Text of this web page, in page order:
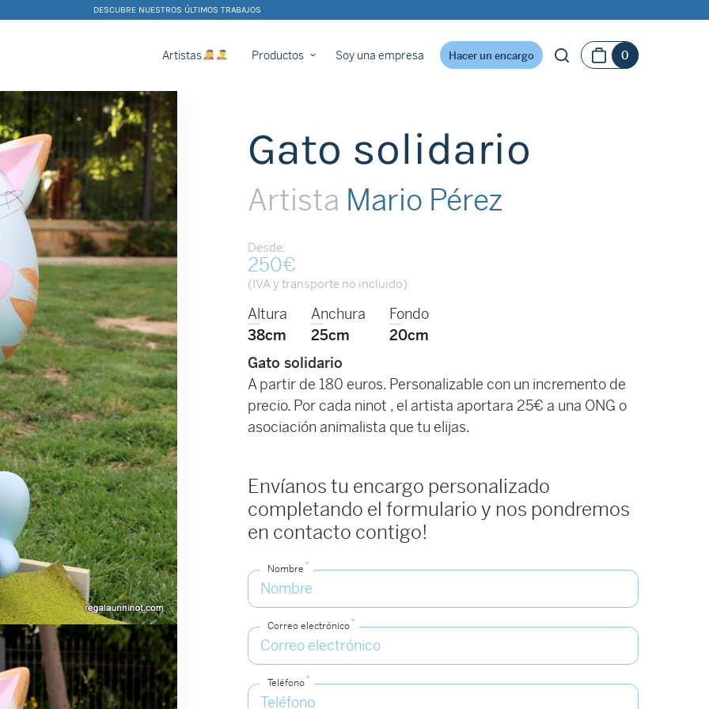
DESCUBRE NUESTROS ÚLTIMOS TRABAJOS
Artistas Productos Soy una empresa Hacer un encargo 0
Gato solidario
Artista Mario Pérez
Desde:
250€
(IVA y transporte no incluido)
Altura
38cm
Anchura
25cm
Fondo
20cm
Gato solidario
A partir de 180 euros. Personalizable con un incremento de
precio. Por cada ninot , el artista aportara 25€ a una ONG o
asociación animalista que tu elijas.
Envíanos tu encargo personalizado
completando el formulario y nos pondremos
en contacto contigo!
Nombre*
Correo electrónico*
Teléfono*